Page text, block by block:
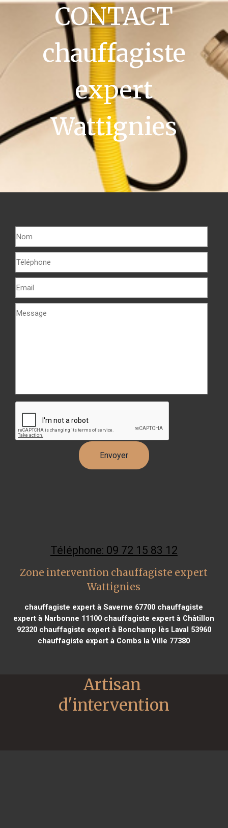
CONTACT
chauffagiste
expert
Wattignies
Téléphone: 09 72 15 83 12
Zone intervention chauffagiste expert
Wattignies
chauffagiste expert à Saverne 67700 chauffagiste
expert à Narbonne 11100 chauffagiste expert à Châtillon
92320chauffagiste expert à Bonchamp lès Laval 53960
chauffagiste expert à Combs la Ville 77380
Artisan
d'intervention